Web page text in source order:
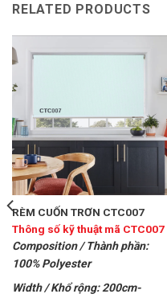
RELATED PRODUCTS
RÈM CUỐN TRƠN CTC007
Thông số kỹ thuật mã CTC007
Composition / Thành phần:
100% Polyester
Width / Khổ rộng: 200cm-